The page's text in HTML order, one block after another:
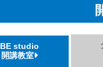
BE studio
開講教室